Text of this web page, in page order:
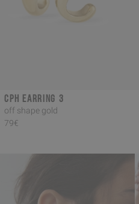
CPH EARRING 3
off shape gold
79€